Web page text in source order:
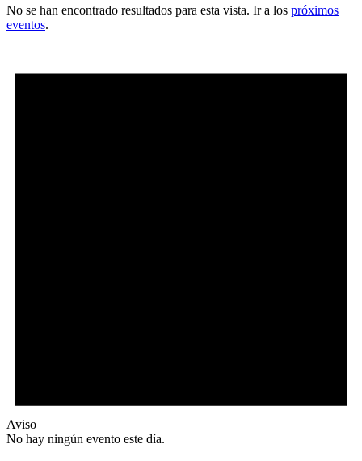
No se han encontrado resultados para esta vista. Ir a los próximos
eventos.
Aviso
No hay ningún evento este día.